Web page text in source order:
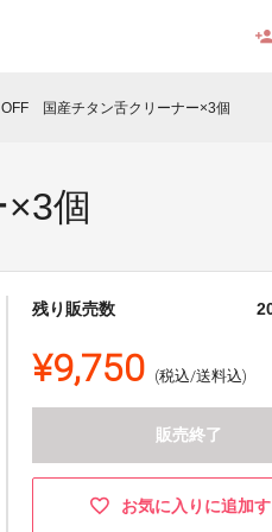
国産チタン舌クリーナー×3個
個
残り販売数
¥9,750 (税込/送料込)
販売終了
お気に入りに追加